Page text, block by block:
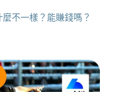
不一樣？能賺錢嗎？